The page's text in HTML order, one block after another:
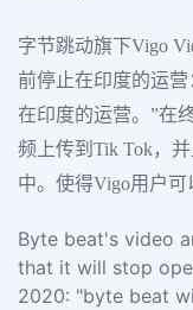
字节跳动旗下Vigo
前停止在印度的运营
在印度的运营。”在
频上传到Tik Tok，
中。使得Vigo用户可
Byte beat's video
that it will stop
2020: "byte beat